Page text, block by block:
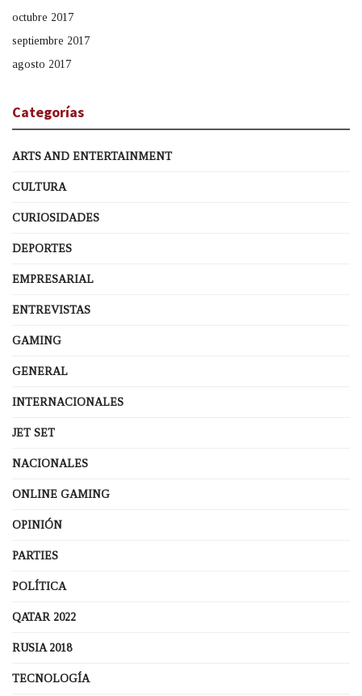
octubre 2017
septiembre 2017
agosto 2017
Categorías
ARTS AND ENTERTAINMENT
CULTURA
CURIOSIDADES
DEPORTES
EMPRESARIAL
ENTREVISTAS
GAMING
GENERAL
INTERNACIONALES
JET SET
NACIONALES
ONLINE GAMING
OPINIÓN
PARTIES
POLÍTICA
QATAR 2022
RUSIA 2018
TECNOLOGÍA